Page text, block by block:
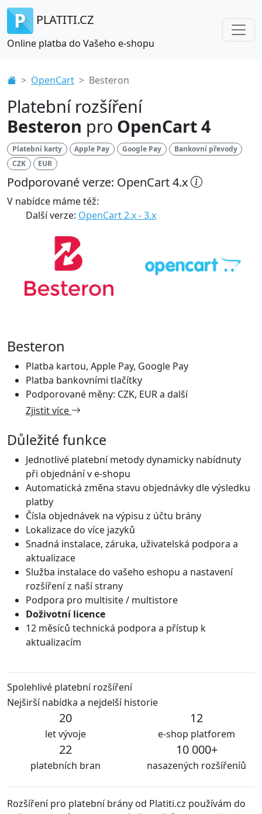
PLATITI.CZ
Online platba do Vašeho e-shopu
OpenCart Besteron
Platební rozšíření
Besteron pro OpenCart 4
Platební karty Apple Pay Google Pay
Bankovní převody
CZK
EUR
Podporované verze: OpenCart 4.x
V nabídce máme též:
Další verze: OpenCart 2.x - 3.x
Besteron
Platba kartou, Apple Pay, Google Pay
Platba bankovními tlačítky
Podporované měny: CZK, EUR a další
Zjistit více
Důležité funkce
Jednotlivé platební metody dynamicky nabídnuty
při objednání v e-shopu
Automatická změna stavu objednávky dle výsledku
platby
Čísla objednávek na výpisu z účtu brány
Lokalizace do více jazyků
Snadná instalace, záruka, uživatelská podpora a
aktualizace
Služba instalace do vašeho eshopu a nastavení
rozšíření z naší strany
Podpora pro multisite / multistore
Doživotní licence
12 měsíců technická podpora a přístup k
aktualizacím
Spolehlivé platební rozšíření
Nejširší nabídka a nejdelší historie
20
let vývoje
12
e-shop platforem
22
platebních bran
10 000+
nasazených rozšířeníů
pro platební brány od Platiti.cz používám do
S